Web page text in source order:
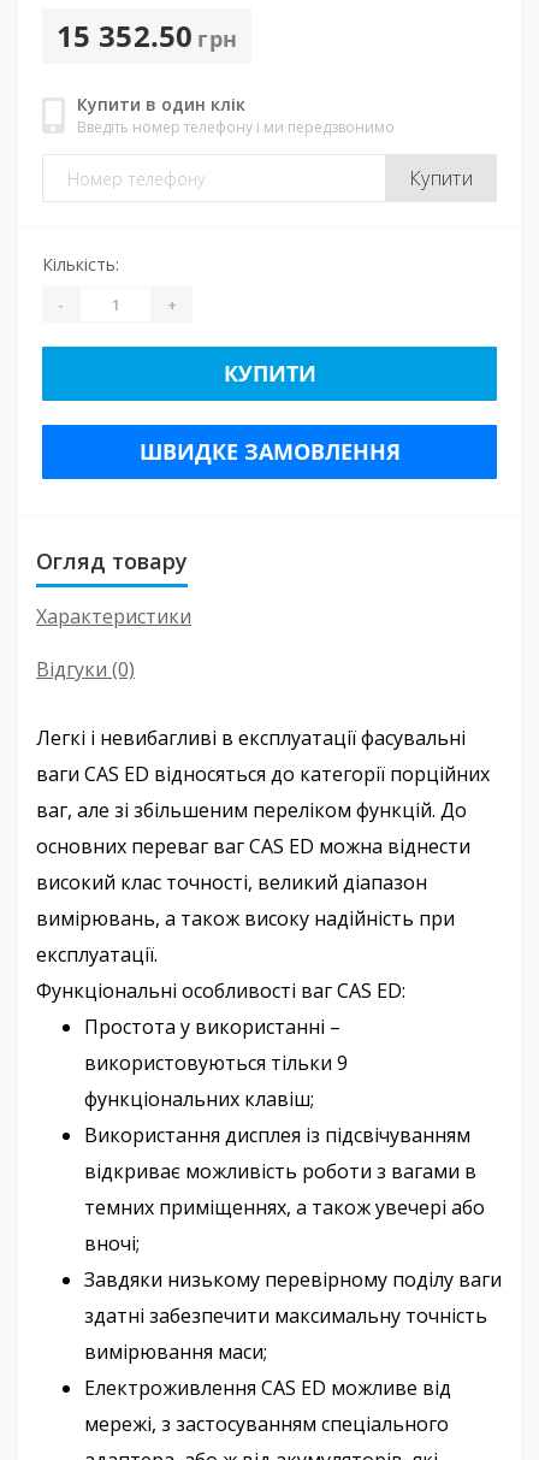
15 352.50 грн
Купити в один клік
Введіть номер телефону і ми передзвонимо
Купити
Кількість:
- +
КУПИТИ
ШВИДКЕ ЗАМОВЛЕННЯ
Огляд товару
Характеристики
Відгуки (0)
Легкі і невибагливі в експлуатації фасувальні
ваги CAS ED відносяться до категорії порційних
ваг, але зі збільшеним переліком функцій. До
основних переваг ваг CAS ED можна віднести
високий клас точності, великий діапазон
вимірювань, а також високу надійність при
експлуатації.
Функціональні особливості ваг CAS ED:
Простота у використанні –
використовуються тільки 9
функціональних клавіш;
Використання дисплея із підсвічуванням
відкриває можливість роботи з вагами в
темних приміщеннях, а також увечері або
вночі;
Завдяки низькому перевірному поділу ваги
здатні забезпечити максимальну точність
вимірювання маси;
Електроживлення CAS ED можливе від
мережі, з застосуванням спеціального